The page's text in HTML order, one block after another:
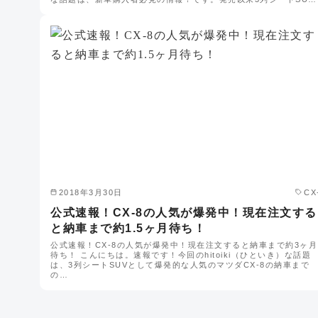
2018年3月30日
公式速報！CX-8の人気が爆発中！現在注文する
と納車まで約1.5ヶ月待ち！
公式速報！CX-8の人気が爆発中！現在注文すると納車まで約3ヶ月
待ち！ こんにちは。速報です！今回のhitoiki（ひといき）な話題
は、3列シートSUVとして爆発的な人気のマツダCX-8の納車まで
の…